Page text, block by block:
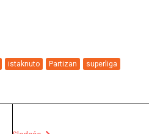
istaknuto Partizan superliga